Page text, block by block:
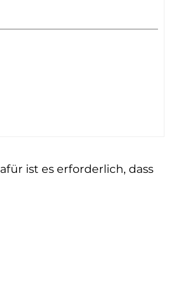
ist es erforderlich, dass